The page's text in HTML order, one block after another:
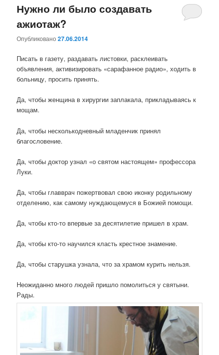
Нужно ли было создавать
ажиотаж?
Опубликовано27.06.2014
Писать в газету, раздавать листовки, расклеивать
объявления, активизировать «сарафанное радио», ходить в
больницу, просить принять.
Да, чтобы женщина в хирургии заплакала, прикладываясь к
мощам.
Да, чтобы несколькодневный младенчик принял
благословение.
Да, чтобы доктор узнал «о святом настоящем» профессора
Луки.
Да, чтобы главврач пожертвовал свою иконку родильному
отделению, как самому нуждающемуся в Божией помощи.
Да, чтобы кто-то впервые за десятилетие пришел в храм.
Да, чтобы кто-то научился класть крестное знамение.
Да, чтобы старушка узнала, что за храмом курить нельзя.
Неожиданно много людей пришло помолиться у святыни.
Рады.